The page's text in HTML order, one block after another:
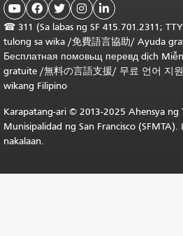
    
☎ 311 (Sa labas ng SF 415.701.2311;
tulong sa wika /免費語言協助/ Ayuda
Бесплатная помовьщ перевд dịch
gratuite /無料の言語支援/ 무료 언어 지원
wikang Filipino
Karapatang-ari © 2013-2025 Ahensya ng
Munisipalidad ng San Francisco
nakalaan.